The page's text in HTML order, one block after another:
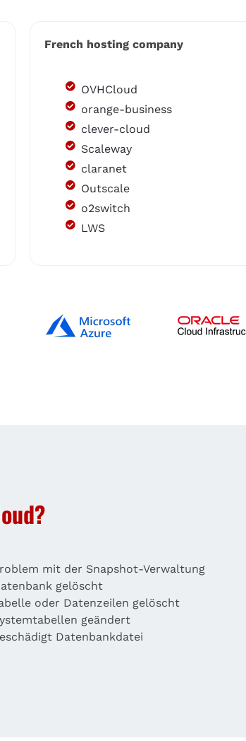
French hosting company
OVHCloud
orange-business
clever-cloud
Scaleway
claranet
Outscale
o2switch
LWS
mit der Snapshot-Verwaltung
gelöscht
oder Datenzeilen gelöscht
geändert
Datenbankdatei